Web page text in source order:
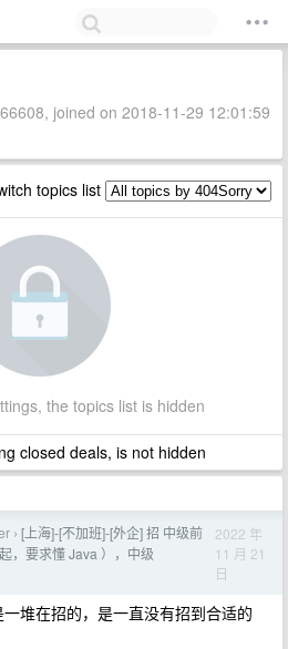
joined on 2018-11-29 12:01:59
topics list
the topics list is hidden
closed deals, is not hidden
› [上海]-[不加班]-[外企] 招 中级前
，要求懂 Java ），中级
2022 年
11 月 21
日
堆在招的，是一直没有招到合适的